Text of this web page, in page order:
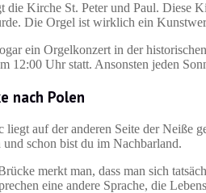
die Kirche St. Peter und Paul. Diese
Die Orgel ist wirklich ein
ein Orgelkonzert in der
12:00 Uhr statt. Ansonsten jeden
nach Polen
liegt auf der anderen Seite der Neiße
schon bist du im Nachbarland.
merkt man, dass man sich
eine andere Sprache, die